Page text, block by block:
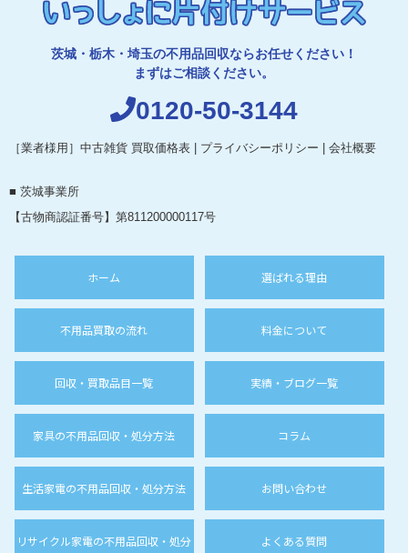
茨城・栃木・埼玉の不用品回収ならお任せください！
まずはご相談ください。
0120-50-3144
［業者様用］中古雑貨 買取価格表 プライバシーポリシー 会社概要
■ 茨城事業所
【古物商認証番号】第811200000117号
ホーム 選ばれる理由
不用品買取の流れ 料金について
回収・買取品目一覧
家具の不用品回収・処分方法
生活家電の不用品回収・処分方法
リサイクル家電の不用品回収・処分
実績・ブログ一覧
コラム
お問い合わせ
よくある質問